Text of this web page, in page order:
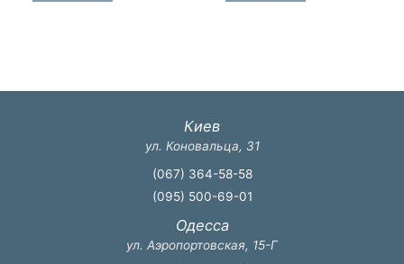
Киев
ул. Коновальца, 31
(067) 364-58-58
(095) 500-69-01
Одесса
ул. Аэропортовская, 15-Г